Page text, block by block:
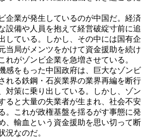
企業が発生しているのが中国だ。経済
設備や人員を抱えて経営破綻寸前に追
している。しかし、その中には国有企
当局がメンツをかけて資金援助を続け
れがゾンビ企業を急増させている。
感をもった中国政府は、巨大なゾンビ
れる鉄鋼・石炭業界の業界再編を断行
対策に乗り出している。しかし、ゾン
ると大量の失業者が生まれ、社会不安
。これが政権基盤を揺るがす事態に発
、輸血という資金援助を思い切って断
況なのだ。